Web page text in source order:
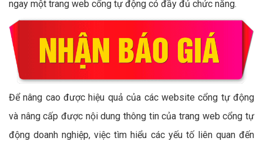
ngay một trang web cổng tự động có đầy đủ chức năng.
Để nâng cao được hiệu quả của các website cổng tự động
và nâng cấp được nội dung thông tin của trang web cổng tự
động doanh nghiệp, việc tìm hiểu các yếu tố liên quan đến